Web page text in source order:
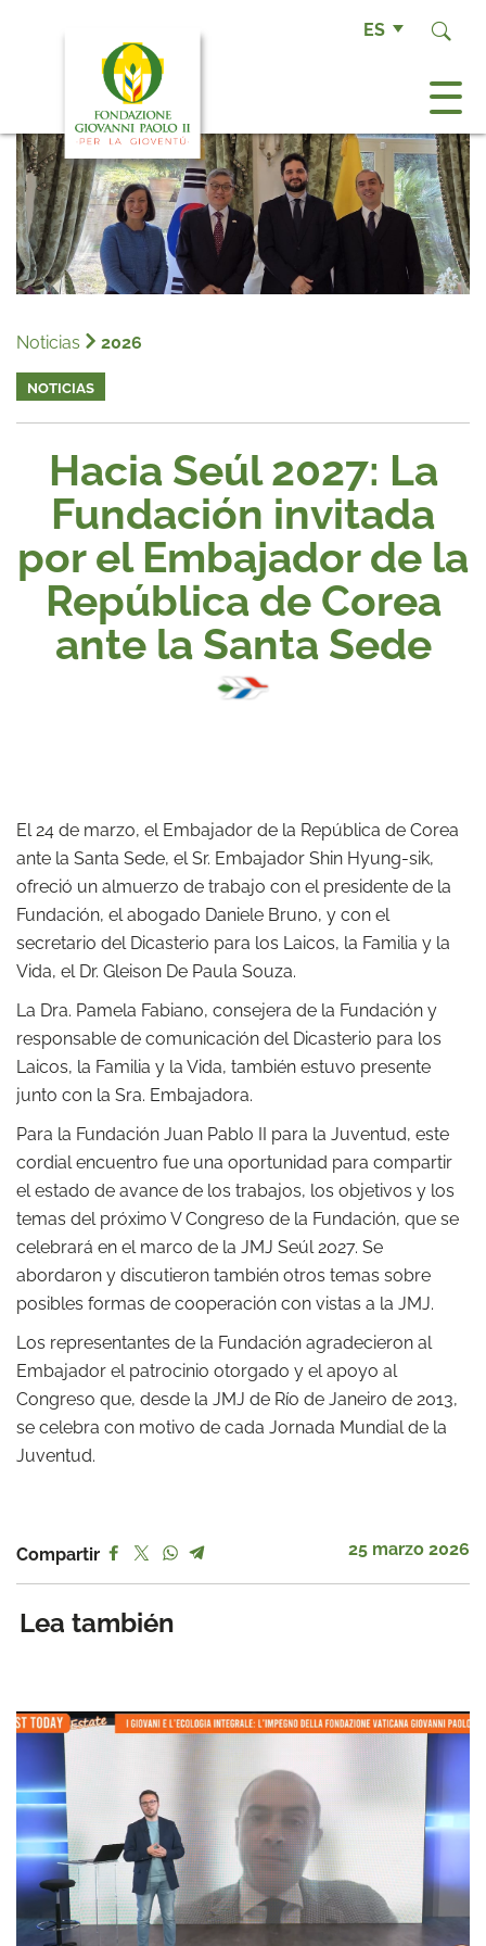
ES
Noticias 2026
NOTICIAS
Hacia Seúl 2027: La
Fundación invitada
por el Embajador de la
República de Corea
ante la Santa Sede
El 24 de marzo, el Embajador de la República de Corea
ante la Santa Sede, el Sr. Embajador Shin Hyung-sik,
ofreció un almuerzo de trabajo con el presidente de la
Fundación, el abogado Daniele Bruno, y con el
secretario del Dicasterio para los Laicos, la Familia y la
Vida, el Dr. Gleison De Paula Souza.
La Dra. Pamela Fabiano, consejera de la Fundación y
responsable de comunicación del Dicasterio para los
Laicos, la Familia y la Vida, también estuvo presente
junto con la Sra. Embajadora.
Para la Fundación Juan Pablo II para la Juventud, este
cordial encuentro fue una oportunidad para compartir
el estado de avance de los trabajos, los objetivos y los
temas del próximo V Congreso de la Fundación, que se
celebrará en el marco de la JMJ Seúl 2027. Se
abordaron y discutieron también otros temas sobre
posibles formas de cooperación con vistas a la JMJ.
Los representantes de la Fundación agradecieron al
Embajador el patrocinio otorgado y el apoyo al
Congreso que, desde la JMJ de Río de Janeiro de 2013,
se celebra con motivo de cada Jornada Mundial de la
Juventud.
Compartir 25 marzo 2026
Lea también